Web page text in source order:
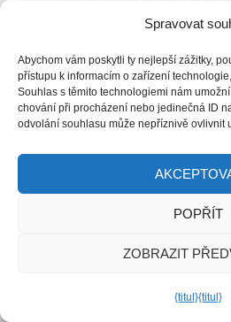
Spravovat
Abychom vám poskytli ty nejlepší zážitky,
přístupu k informacím o zařízení
Souhlas s těmito technologiemi nám
chování při procházení nebo jedinečná ID
odvolání souhlasu může nepříznivě ovlivnit
POPŘÍT
ZOBRAZIT
{titul}{titul}